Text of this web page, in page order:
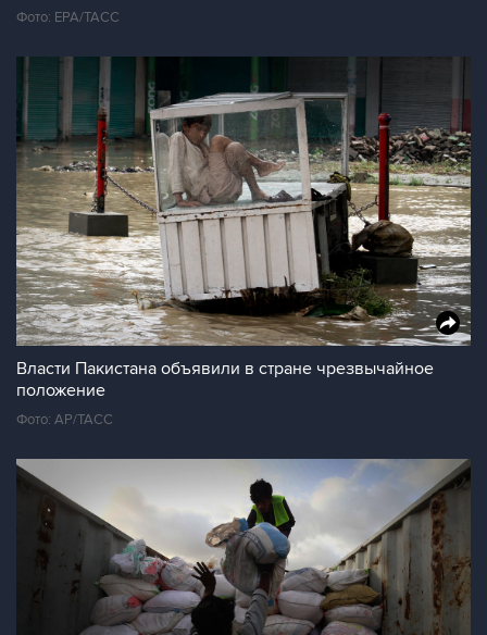
Фото: ЕРА/ТАСС
Власти Пакистана объявили в стране чрезвычайное
положение
Фото: АР/ТАСС